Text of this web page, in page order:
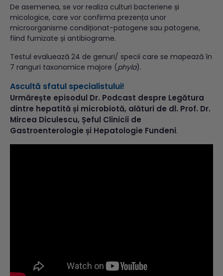
De asemenea, se vor realiza culturi bacteriene și
micologice, care vor confirma prezența unor
microorganisme condiționat-patogene sau patogene,
fiind furnizate și antibiograme.
Testul evaluează 24 de genuri/ specii care se mapează în
7 ranguri taxonomice majore (phyla).
Ascultă sfatul specialistului!
Urmărește episodul Dr. Podcast despre Legătura
dintre hepatită și microbiotă, alături de dl. Prof. Dr.
Mircea Diculescu, Șeful Clinicii de
Gastroenterologie și Hepatologie Fundeni.